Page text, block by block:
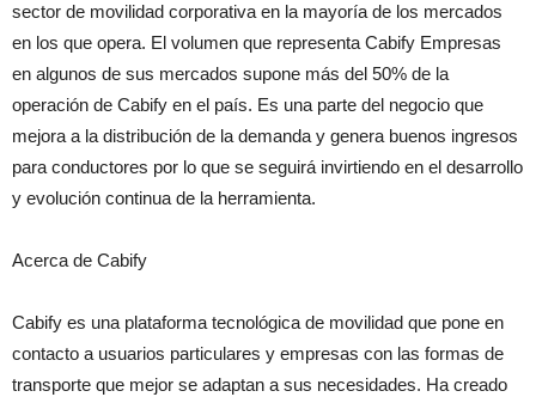
sector de movilidad corporativa en la mayoría de los mercados
en los que opera. El volumen que representa Cabify Empresas
en algunos de sus mercados supone más del 50% de la
operación de Cabify en el país. Es una parte del negocio que
mejora a la distribución de la demanda y genera buenos ingresos
para conductores por lo que se seguirá invirtiendo en el desarrollo
y evolución continua de la herramienta.
Acerca de Cabify
Cabify es una plataforma tecnológica de movilidad que pone en
contacto a usuarios particulares y empresas con las formas de
transporte que mejor se adaptan a sus necesidades. Ha creado